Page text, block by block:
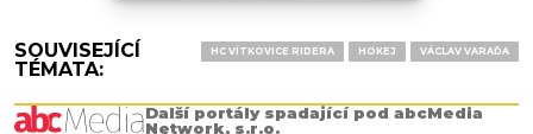
SOUVISEJÍCÍ
TÉMATA:
HC VÍTKOVICE RIDERA HOKEJ VÁCLAV VARAĎA
Další portály spadající pod abcMedia
Network, s.r.o.